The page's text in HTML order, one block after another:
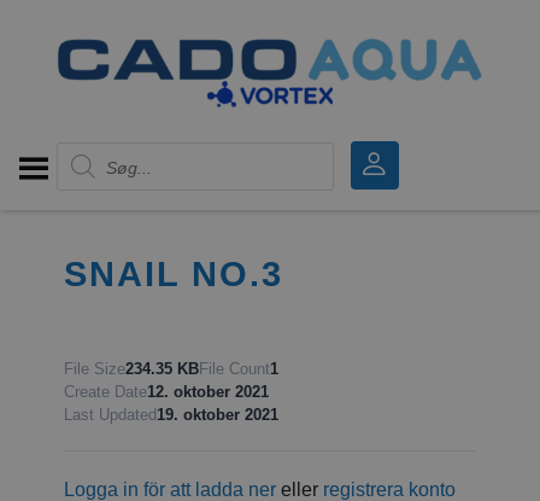
Products search
SNAIL NO.3
File Size234.35 KBFile Count1
Create Date12. oktober 2021
Last Updated 19. oktober 2021
Logga in för att ladda nereller registrera konto